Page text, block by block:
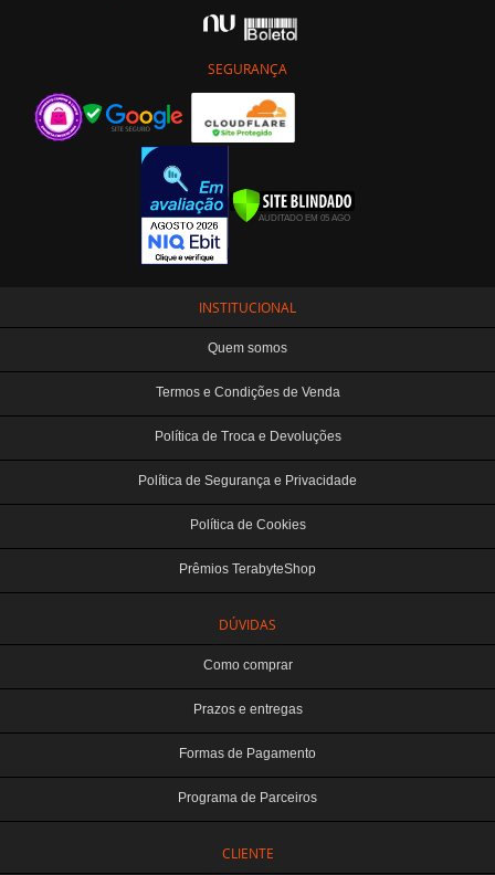
SEGURANÇA
INSTITUCIONAL
Quem somos
Termos e Condições de Venda
Política de Troca e Devoluções
Política de Segurança e Privacidade
Política de Cookies
Prêmios TerabyteShop
DÚVIDAS
Como comprar
Prazos e entregas
Formas de Pagamento
Programa de Parceiros
CLIENTE